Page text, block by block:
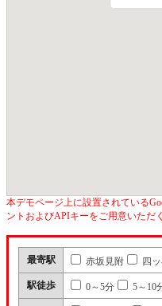
本デモページ上に設置されている
ントおよびAPIキーをご用意いただ
最寄駅 赤坂見附 四
駅徒歩 0～5分 5～10